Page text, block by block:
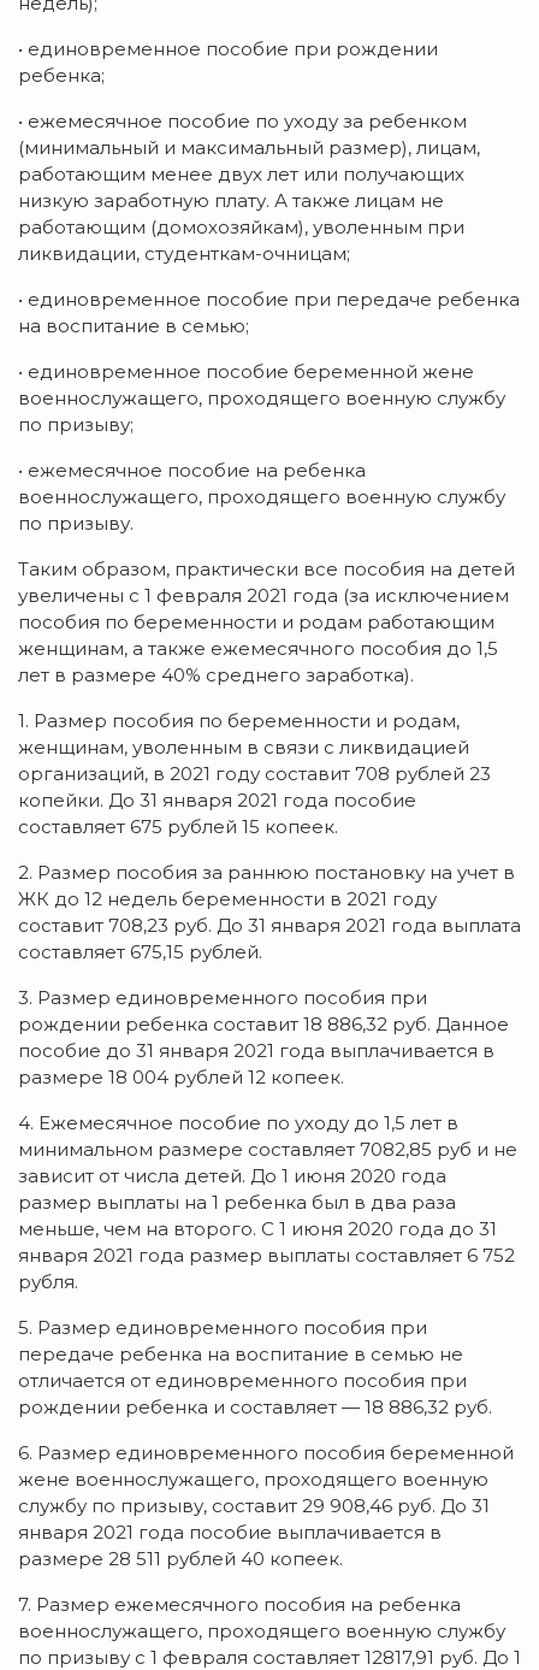
• единовременное пособие при рождении
ребенка;
• ежемесячное пособие по уходу за ребенком
(минимальный и максимальный размер), лицам,
работающим менее двух лет или получающих
низкую заработную плату. А также лицам не
работающим (домохозяйкам), уволенным при
ликвидации, студенткам-очницам;
• единовременное пособие при передаче ребенка
на воспитание в семью;
• единовременное пособие беременной жене
военнослужащего, проходящего военную службу
по призыву;
• ежемесячное пособие на ребенка
военнослужащего, проходящего военную службу
по призыву.
Таким образом, практически все пособия на детей
увеличены с 1 февраля 2021 года (за исключением
пособия по беременности и родам работающим
женщинам, а также ежемесячного пособия до 1,5
лет в размере 40% среднего заработка).
1. Размер пособия по беременности и родам,
женщинам, уволенным в связи с ликвидацией
организаций, в 2021 году составит 708 рублей 23
копейки. До 31 января 2021 года пособие
составляет 675 рублей 15 копеек.
2. Размер пособия за раннюю постановку на учет в
ЖК до 12 недель беременности в 2021 году
составит 708,23 руб. До 31 января 2021 года выплата
составляет 675,15 рублей.
3. Размер единовременного пособия при
рождении ребенка составит 18 886,32 руб. Данное
пособие до 31 января 2021 года выплачивается в
размере 18 004 рублей 12 копеек.
4. Ежемесячное пособие по уходу до 1,5 лет в
минимальном размере составляет 7082,85 руб и не
зависит от числа детей. До 1 июня 2020 года
размер выплаты на 1 ребенка был в два раза
меньше, чем на второго. С 1 июня 2020 года до 31
января 2021 года размер выплаты составляет 6 752
рубля.
5. Размер единовременного пособия при
передаче ребенка на воспитание в семью не
отличается от единовременного пособия при
рождении ребенка и составляет — 18 886,32 руб.
6. Размер единовременного пособия беременной
жене военнослужащего, проходящего военную
службу по призыву, составит 29 908,46 руб. До 31
января 2021 года пособие выплачивается в
размере 28 511 рублей 40 копеек.
7. Размер ежемесячного пособия на ребенка
военнослужащего, проходящего военную службу
по призыву с 1 февраля составляет 12817,91 руб. До 1